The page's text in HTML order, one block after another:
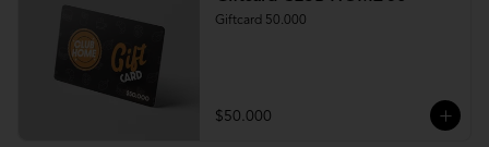
Giftcard 50.000
$50.000